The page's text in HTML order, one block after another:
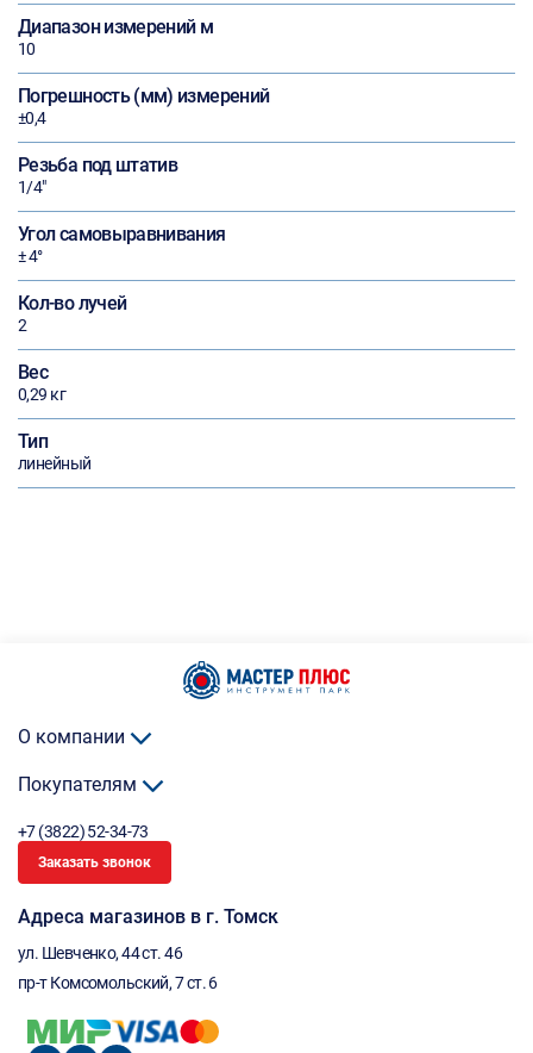
Диапазон измерений м
10
Погрешность (мм) измерений
±0,4
Резьба под штатив
1/4"
Угол самовыравнивания
± 4°
Кол-во лучей
2
Вес
0,29 кг
Тип
линейный
О компании
Покупателям
+7 (3822) 52-34-73
Заказать звонок
Адреса магазинов в г. Томск
ул. Шевченко, 44 ст. 46
пр-т Комсомольский, 7 ст. 6